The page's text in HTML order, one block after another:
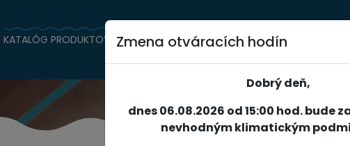
KATALÓG PRODUKTOV AKCIE NOVINKY SPOLOČNOSŤ
Zmena otváracích hodín
Dobrý deň,
dnes 06.08.2026 od 15:00 hod. bude
nevhodným klimatickým